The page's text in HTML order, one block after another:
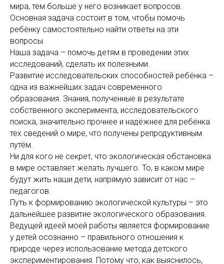
мира, тем больше у него возникает вопросов.
Основная задача состоит в том, чтобы помочь
ребёнку самостоятельно найти ответы на эти
вопросы.
Наша задача – помочь детям в проведении этих
исследований, сделать их полезными.
Развитие исследовательских способностей ребёнка –
одна из важнейших задач современного
образования. Знания, полученные в результате
собственного эксперимента, исследовательского
поиска, значительно прочнее и надёжнее для ребёнка
тех сведений о мире, что получены репродуктивным
путём.
Ни для кого не секрет, что экологическая обстановка
в мире оставляет желать лучшего. То, в каком мире
будут жить наши дети, напрямую зависит от нас –
педагогов.
Путь к формированию экологической культуры – это
дальнейшее развитие экологического образования.
Ведущей идеей моей работы является формирование
у детей осознанно – правильного отношения к
природе через использование метода детского
экспериментирования. Потому что, как выяснилось,